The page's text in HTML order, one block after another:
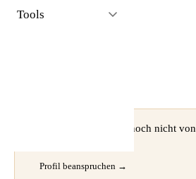
Tools
⚠ Dieses Profil wurde noch nicht von
Profil beanspruchen →